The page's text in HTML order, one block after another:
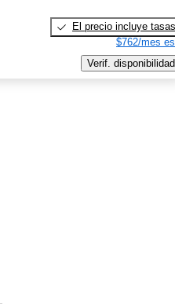
El precio incluye tasas
$762/mes
Verif. disponibilidad